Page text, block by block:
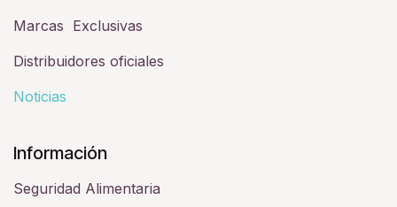
Marcas Exclusivas
Distribuidores oficiales
Noticias
Información
Seguridad Alimentaria